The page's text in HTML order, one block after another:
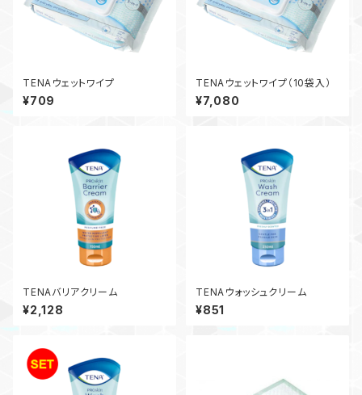
TENAウェットワイプ
¥709
TENAウェットワイプ（10袋入）
¥7,080
TENAバリアクリーム
¥2,128
TENAウォッシュクリーム
¥851